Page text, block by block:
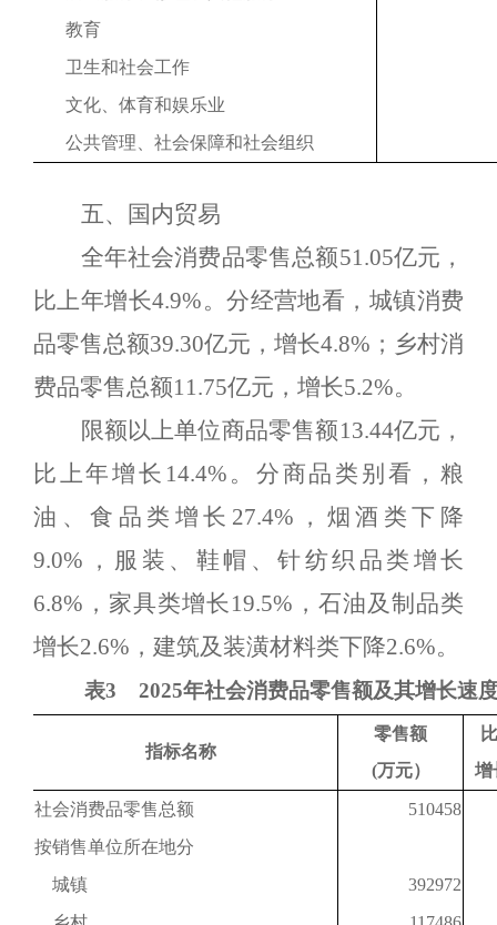
教育
卫生和社会工作
文化、体育和娱乐业
公共管理、社会保障和社会组织
五、国内贸易
全年社会消费品零售总额51.05亿元，
比上年增长4.9%。分经营地看，城镇消费
品零售总额39.30亿元， 增长4.8% ；乡村消
费品零售总额11.75亿元， 增长5.2%。
限额以上单位商品零售额13.44亿元，
比上年增长 14.4% 。分商品类别看，粮
油、食品类 增长 27.4% ， 烟酒类下降
9.0% ， 服装、鞋帽、针纺织品类 增长
6.8% ，家具类增长 19.5% ，石油及制品类
增长2.6% ， 建筑及装潢材料类下降2.6%。
表3 2025年社会消费品零售额及其增长速
指标名称
零售额
(万元）
增
社会消费品零售总额
510458
按销售单位所在地分
城镇
392972